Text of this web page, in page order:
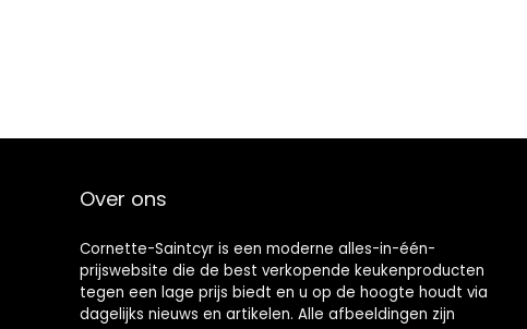
Over ons
Cornette-Saintcyr is een moderne alles-in-één-
prijswebsite die de best verkopende keukenproducten
tegen een lage prijs biedt en u op de hoogte houdt via
dagelijks nieuws en artikelen. Alle afbeeldingen zijn